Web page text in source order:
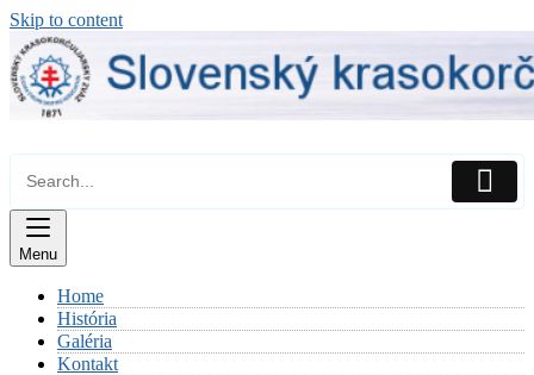
Skip to content
Menu
Home
História
Galéria
Kontakt